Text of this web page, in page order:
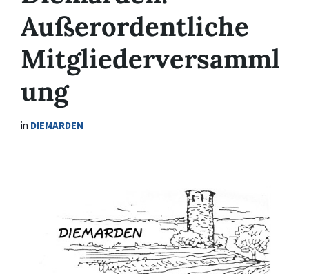
Außerordentliche
Mitgliederversamml
ung
in DIEMARDEN